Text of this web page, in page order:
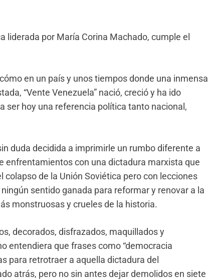
liderada por María Corina Machado, cumple el
en un país y unos tiempos donde una inmensa
“Vente Venezuela” nació, creció y ha ido
ser hoy una referencia política tanto nacional,
duda decidida a imprimirle un rumbo diferente a
enfrentamientos con una dictadura marxista que
colapso de la Unión Soviética pero con lecciones
sentido ganada para reformar y renovar a la
monstruosas y crueles de la historia.
decorados, disfrazados, maquillados y
entendiera que frases como “democracia
para retrotraer a aquella dictadura del
atrás, pero no sin antes dejar demolidos en siete